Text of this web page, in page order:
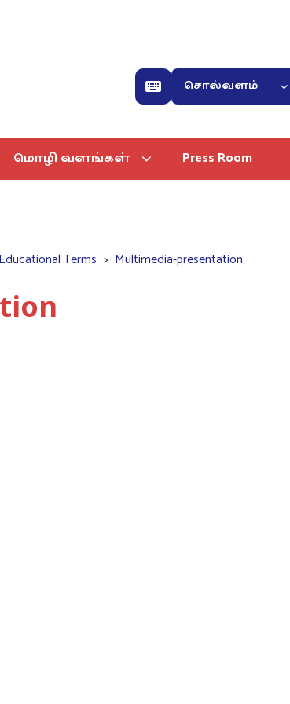
சொல்வளம்
மொழி வளங்கள் Press Room
Educational Terms Multimedia-presentation